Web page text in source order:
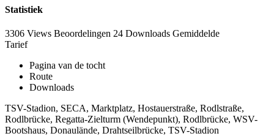
Statistiek
3306 Views Beoordelingen 24 Downloads Gemiddelde
Tarief
Pagina van de tocht
Route
Downloads
TSV-Stadion, SECA, Marktplatz, Hostauerstraße, Rodlstraße,
Rodlbrücke, Regatta-Zielturm (Wendepunkt), Rodlbrücke, WSV-
Bootshaus, Donaulände, Drahtseilbrücke, TSV-Stadion